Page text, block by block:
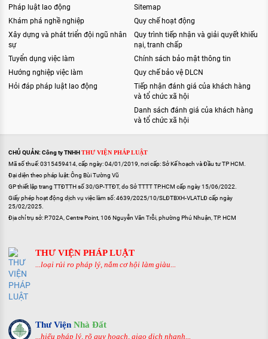
Pháp luật lao động
Khám phá nghề nghiệp
Xây dựng và phát triển đội ngũ nhân
sự
Tuyển dụng việc làm
Hướng nghiệp việc làm
Hỏi đáp pháp luật lao động
Sitemap
Quy chế hoạt động
Quy trình tiếp nhận và giải quyết khiếu
nại, tranh chấp
Chính sách bảo mật thông tin
Quy chế bảo vệ DLCN
Tiếp nhận đánh giá của khách hàng
và tổ chức xã hội
Danh sách đánh giá của khách hàng
và tổ chức xã hội
CHỦ QUẢN: Công ty TNHHTHƯ VIỆN PHÁP LUẬT
Mã số thuế: 0315459414, cấp ngày: 04/01/2019, nơi cấp: Sở Kế hoạch và Đầu tư TP HCM.
Đại diện theo pháp luật: Ông Bùi Tường Vũ
GP thiết lập trang TTĐTTH số 30/GP-TTĐT, do Sở TTTT TP.HCM cấp ngày 15/06/2022.
Giấy phép hoạt động dịch vụ việc làm số: 4639/2025/10/SLĐTBXH-VLATLĐ cấp ngày
25/02/2025.
Địa chỉ trụ sở: P.702A, Centre Point, 106 Nguyễn Văn Trỗi, phường Phú Nhuận, TP. HCM
THƯ VIỆN PHÁP LUẬT
...loại rủi ro pháp lý, nắm cơ hội làm giàu...
Thư Viện Nhà Đất
...hiểu pháp lý, rõ quy hoạch, giao dịch nhanh...